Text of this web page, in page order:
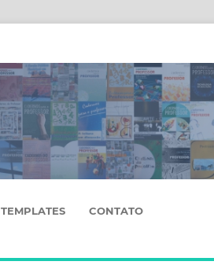
TEMPLATES CONTATO